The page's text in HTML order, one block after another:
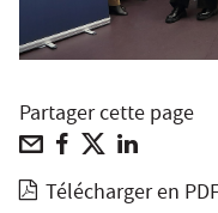
Partager cette page
Télécharger en